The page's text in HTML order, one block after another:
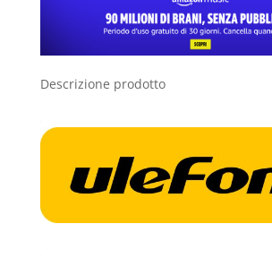
Descrizione prodotto